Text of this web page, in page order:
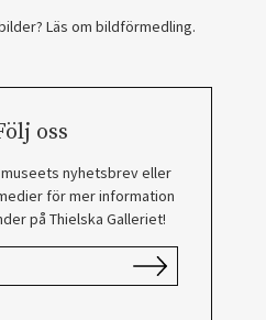
Läs om bildförmedling.
oss
nyhetsbrev eller
för mer information
på Thielska Galleriet!